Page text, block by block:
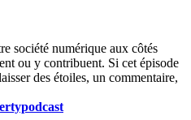
société numérique aux côtés
ou y contribuent. Si cet épisode
des étoiles, un commentaire,